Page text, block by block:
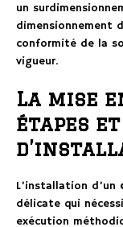
un
dimensionnement
conformité de la
vigueur.
La mise
étapes
L’installation d’un
délicate qui
exécution